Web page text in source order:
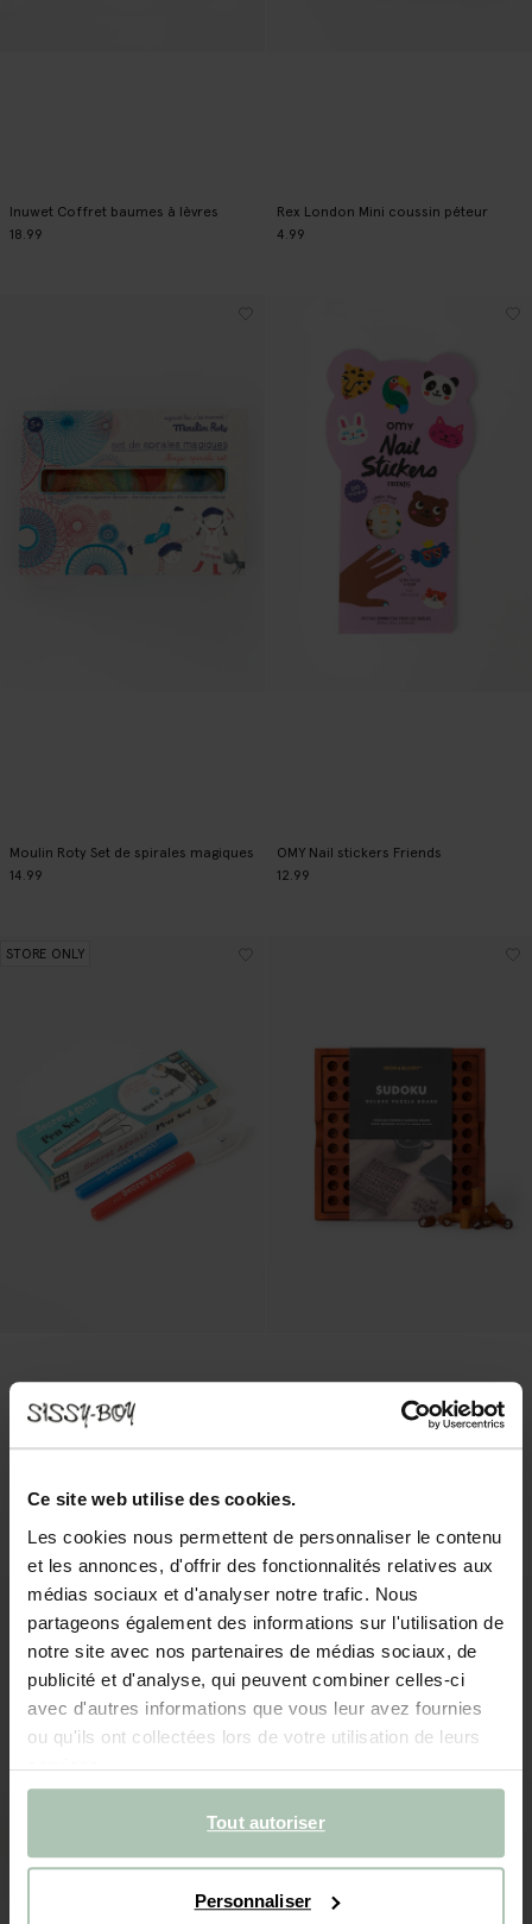
Ce site web utilise des cookies.
Les cookies nous permettent de personnaliser le contenu
et les annonces, d'offrir des fonctionnalités relatives aux
médias sociaux et d'analyser notre trafic. Nous
partageons également des informations sur l'utilisation de
notre site avec nos partenaires de médias sociaux, de
publicité et d'analyse, qui peuvent combiner celles-ci
avec d'autres informations que vous leur avez fournies
ou qu'ils ont collectées lors de votre utilisation de leurs
services.
Tout autoriser
Personnaliser
Inuwet Coffret baumes à lèvres
18.99
Rex London Mini coussin péteur
4.99
Moulin Roty Set de spirales magiques
14.99
OMY Nail stickers Friends
12.99
Rex London Stylos encre invisible agent secret
STORE ONLY
Iron & Glory Plateau de Sudoku